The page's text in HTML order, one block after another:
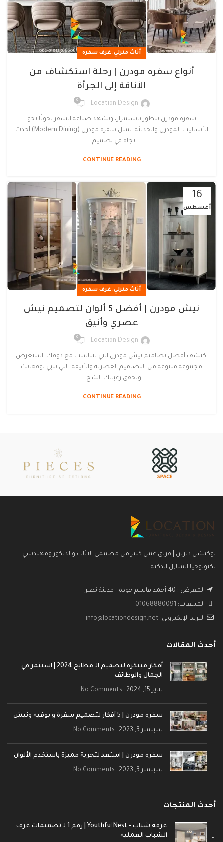
أثاث منزلي, غرف سفره
أنواع سفره مودرن | رحلة استكشاف من
الأناقة إلى الجرأة
Location Design
0
سفره مودرن تتطور باستمرار، وتشهد صناعة السفر تحولًا نحو
الأساليب المودرن والحديثة. تمثل سفره مودرن (Modern Dining) أحدث
اتجاه في تصميم ...
CONTINUE READING
16
أغسطس
أثاث منزلي, غرف سفره
نيش مودرن | أفضل 5 ألوان لتصميم نيش
عصري وأنيق
Location Design
0
اكتشف أفضل تصاميم نيش مودرن التي يتناسب مع ذوقك. استعرض
مجموعة متنوعة من التصاميم العصرية والأنيقة التي تلبي توقعاتك
وتحقق رغباتك الشخ...
CONTINUE READING
لوكيشن ديزين | فريق عمل كبير من مصممى الاثاث والديكور ومهندسي
تكنولوجيا المنازل الذكية
المعرض : 40 أحمد قاسم جوده - مدينة نصر
المبيعات: 01068880091
البريد الإلكتروني: info@locationdesign.net
أحدث المقالات
أفكار مبتكرة لتصميم الـ مطابخ 2024 | استثمر في
الجمال والوظائف
يناير 15, 2024 No Comments
سفره مودرن | 5 أفكار لتصميم سفرة و بوفيه ونيش
سبتمبر 3, 2023 No Comments
سفره مودرن | استعد لتجربة مميزة باستخدم الألوان
سبتمبر 3, 2023 No Comments
أحدث المنتجات
غرفة شباب - Youthful Nest | رقم 1 لـ تصميمات غرف
الشباب العمليه